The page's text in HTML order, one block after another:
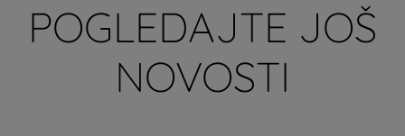
POGLEDAJTE JOŠ
NOVOSTI